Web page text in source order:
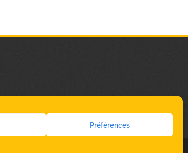
Préférences